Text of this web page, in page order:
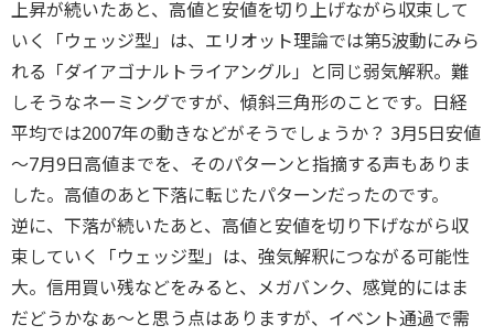
上昇が続いたあと、高値と安値を切り上げながら収束して
いく「ウェッジ型」は、エリオット理論では第5波動にみら
れる「ダイアゴナルトライアングル」と同じ弱気解釈。難
しそうなネーミングですが、傾斜三角形のことです。日経
平均では2007年の動きなどがそうでしょうか？ 3月5日安値
～7月9日高値までを、そのパターンと指摘する声もありま
した。高値のあと下落に転じたパターンだったのです。
逆に、下落が続いたあと、高値と安値を切り下げながら収
束していく「ウェッジ型」は、強気解釈につながる可能性
大。信用買い残などをみると、メガバンク、感覚的にはま
だどうかなぁ～と思う点はありますが、イベント通過で需